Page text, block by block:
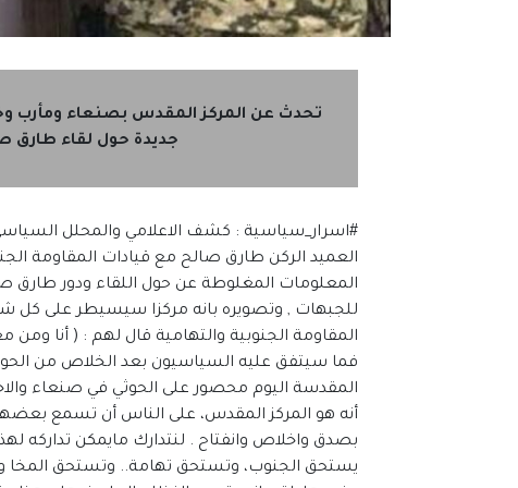
تحدث عن المركز المقدس بصنعاء
جديدة حول لقاء طارق
#اسرار_سياسية : كشف الاعلامي والمحلل
العميد الركن طارق صالح مع قيادات المقاومة
المعلومات المغلوطة عن حول اللقاء ودور
للجبهات , وتصويره بانه مركزا سيسيطر على كل
المقاومة الجنوبية والتهامية قال لهم : ( أنا
فما سيتفق عليه السياسيون بعد الخلاص من
المقدسة اليوم محصور على الحوثي في صنعاء
أنه هو المركز المقدس، على الناس أن تسمع
بصدق واخلاص وانفتاح . لنتدارك مايمكن تداركه لهذه
يستحق الجنوب، وتستحق تهامة.. وتستحق